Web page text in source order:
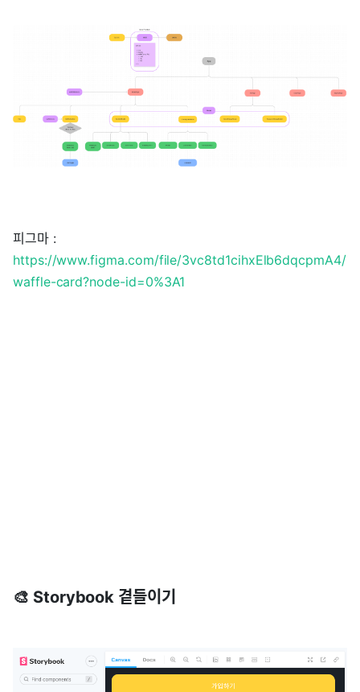
피그마 :
https://www.figma.com/file/3vc8td1cihxElb6dqcpmA4/
waffle-card?node-id=0%3A1
🎨 Storybook 곁들이기